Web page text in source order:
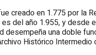
creado en 1.775 por la
del año 1.955, y
desempeña una doble
Histórico Intermedio